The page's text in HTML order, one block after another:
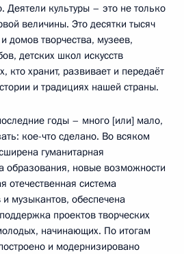
Деятели культуры – это не только
величины. Это десятки тысяч
домов творчества, музеев,
детских школ искусств
кто хранит, развивает и передаёт
и традициях нашей страны.
годы – много [или] мало,
кое-что сделано. Во всяком
гуманитарная
образования, новые возможности
отечественная система
музыкантов, обеспечена
проектов творческих
начинающих. По итогам
и модернизировано